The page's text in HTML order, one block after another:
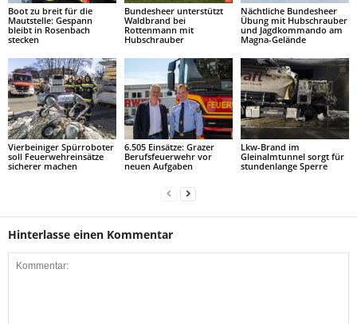
Boot zu breit für die
Mautstelle: Gespann
bleibt in Rosenbach
stecken
Bundesheer unterstützt
Waldbrand bei
Rottenmann mit
Hubschrauber
Nächtliche Bundesheer
Übung mit Hubschrauber
und Jagdkommando am
Magna-Gelände
Vierbeiniger Spürroboter
soll Feuerwehreinsätze
sicherer machen
6.505 Einsätze: Grazer
Berufsfeuerwehr vor
neuen Aufgaben
Lkw-Brand im
Gleinalmtunnel sorgt für
stundenlange Sperre
Hinterlasse einen Kommentar